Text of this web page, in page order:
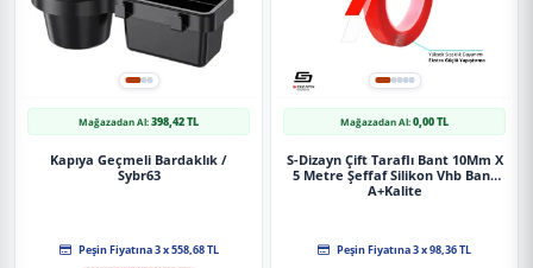
Mağazadan Al:398,42 TL
Kapıya Geçmeli Bardaklık /
Sybr63
Peşin Fiyatına 3 x 558,68 TL
Mağazadan Al:0,00 TL
S-Dizayn Çift Taraflı Bant 10Mm X
5 Metre Şeffaf Silikon Vhb Bant
A+Kalite
Peşin Fiyatına 3 x 98,36 TL